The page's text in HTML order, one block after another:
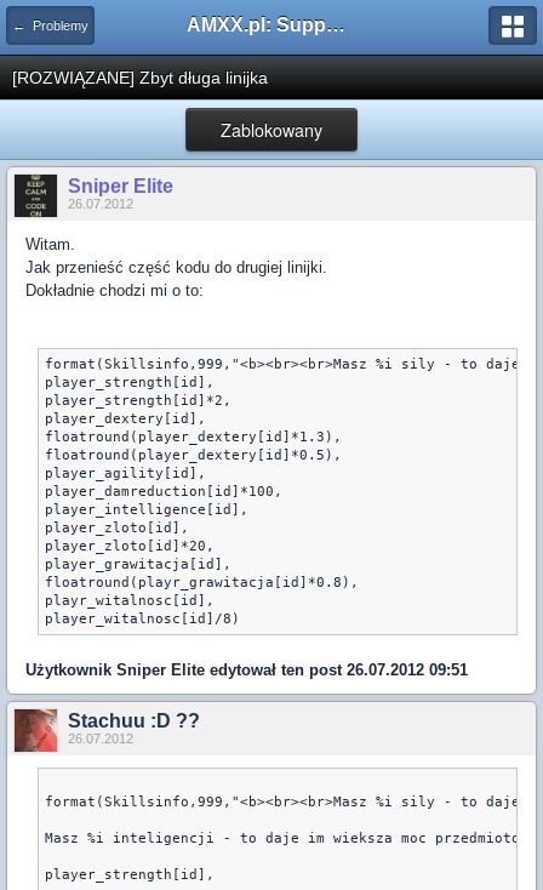
← Problemy AMXX.pl: Support AMX Mod X i SourceMod
[ROZWIĄZANE] Zbyt długa linijka
Zablokowany
Sniper Elite
26.07.2012
Witam.
Jak przenieść część kodu do drugiej linijki.
Dokładnie chodzi mi o to:
format(Skillsinfo,999,"<b><br><br>Masz %i sily - to daje
player_strength[id],
player_strength[id]*2,
player_dextery[id],
floatround(player_dextery[id]*1.3),
floatround(player_dextery[id]*0.5),
player_agility[id],
player_damreduction[id]*100,
player_intelligence[id],
player_zloto[id],
player_zloto[id]*20,
player_grawitacja[id],
floatround(playr_grawitacja[id]*0.8),
playr_witalnosc[id],
player_witalnosc[id]/8)
Użytkownik Sniper Elite edytował ten post 26.07.2012 09:51
Stachuu :D ??
26.07.2012
format(Skillsinfo,999,"<b><br><br>Masz %i sily - to daje
Masz %i inteligencji - to daje im wieksza moc przedmiotom
player_strength[id],